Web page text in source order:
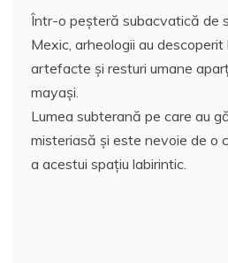
Într-o peşteră subacvatică de
Mexic, arheologii au
artefacte şi resturi umane
mayaşi.
Lumea subterană pe care au
misteriasă şi este nevoie de o
a acestui spaţiu labirintic.